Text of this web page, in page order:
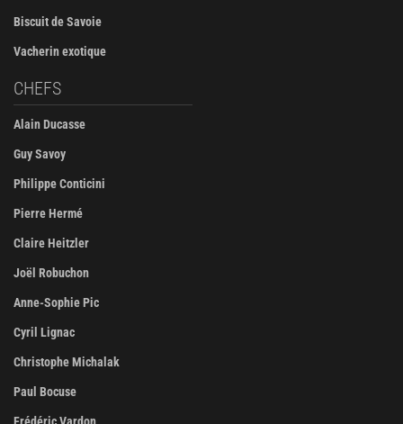
Biscuit de Savoie
Vacherin exotique
CHEFS
Alain Ducasse
Guy Savoy
Philippe Conticini
Pierre Hermé
Claire Heitzler
Joël Robuchon
Anne-Sophie Pic
Cyril Lignac
Christophe Michalak
Paul Bocuse
Frédéric Vardon